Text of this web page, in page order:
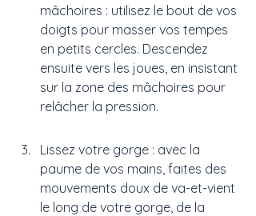
mâchoires : utilisez le bout de vos
doigts pour masser vos tempes
en petits cercles. Descendez
ensuite vers les joues, en insistant
sur la zone des mâchoires pour
relâcher la pression.
Lissez votre gorge : avec la
paume de vos mains, faites des
mouvements doux de va-et-vient
le long de votre gorge, de la